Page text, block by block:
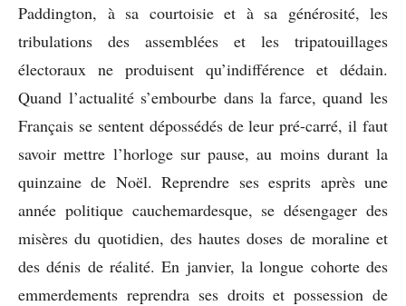
Paddington, à sa courtoisie et à sa générosité, les
tribulations des assemblées et les tripatouillages
électoraux ne produisent qu’indifférence et dédain.
Quand l’actualité s’embourbe dans la farce, quand les
Français se sentent dépossédés de leur pré-carré, il faut
savoir mettre l’horloge sur pause, au moins durant la
quinzaine de Noël. Reprendre ses esprits après une
année politique cauchemardesque, se désengager des
misères du quotidien, des hautes doses de moraline et
des dénis de réalité. En janvier, la longue cohorte des
emmerdements reprendra ses droits et possession de